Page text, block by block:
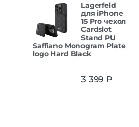
Lagerfeld
для iPhone
15 Pro чехол
Cardslot
Stand PU
Saffiano Monogram Plate
logo Hard Black
3 399 ₽